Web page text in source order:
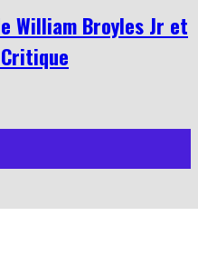
William Broyles Jr et